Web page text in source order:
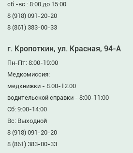
сб.-вс.: 8:00 до 15:00
8 (918) 091-20-20
8 (861) 383-00-33
г. Кропоткин, ул. Красная, 94-А
Пн-Пт: 8:00-19:00
Медкомиссия:
медкнижки - 8:00-12:00
водительской справки - 8:00-11:00
Сб: 9:00-14:00
Вс: Выходной
8 (918) 091-20-20
8 (861) 383-00-33